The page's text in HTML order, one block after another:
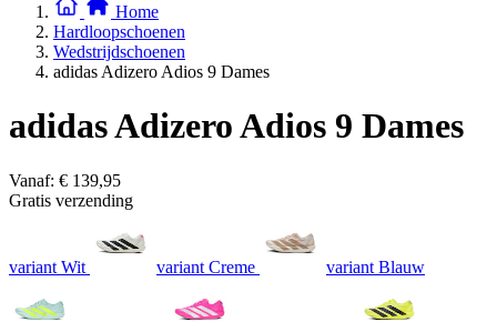
Home
Hardloopschoenen
Wedstrijdschoenen
adidas Adizero Adios 9 Dames
adidas Adizero Adios 9 Dames
Vanaf: € 139,95
Gratis verzending
variant Wit variant Creme variant Blauw